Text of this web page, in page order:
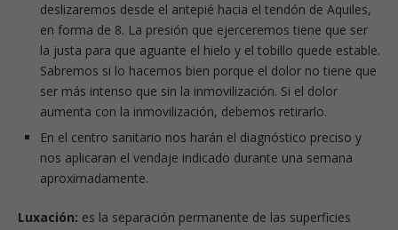
deslizaremos desde el antepié hacia el tendón de Aquiles,
en forma de 8. La presión que ejerceremos tiene que ser
la justa para que aguante el hielo y el tobillo quede estable.
Sabremos si lo hacemos bien porque el dolor no tiene que
ser más intenso que sin la inmovilización. Si el dolor
aumenta con la inmovilización, debemos retirarlo.
En el centro sanitario nos harán el diagnóstico preciso y
nos aplicaran el vendaje indicado durante una semana
aproximadamente.
Luxación: es la separación permanente de las superficies